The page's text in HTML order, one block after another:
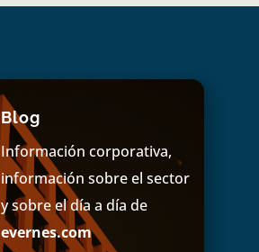
Blog
Información corporativa,
información sobre el sector
y sobre el día a día de
evernes.com